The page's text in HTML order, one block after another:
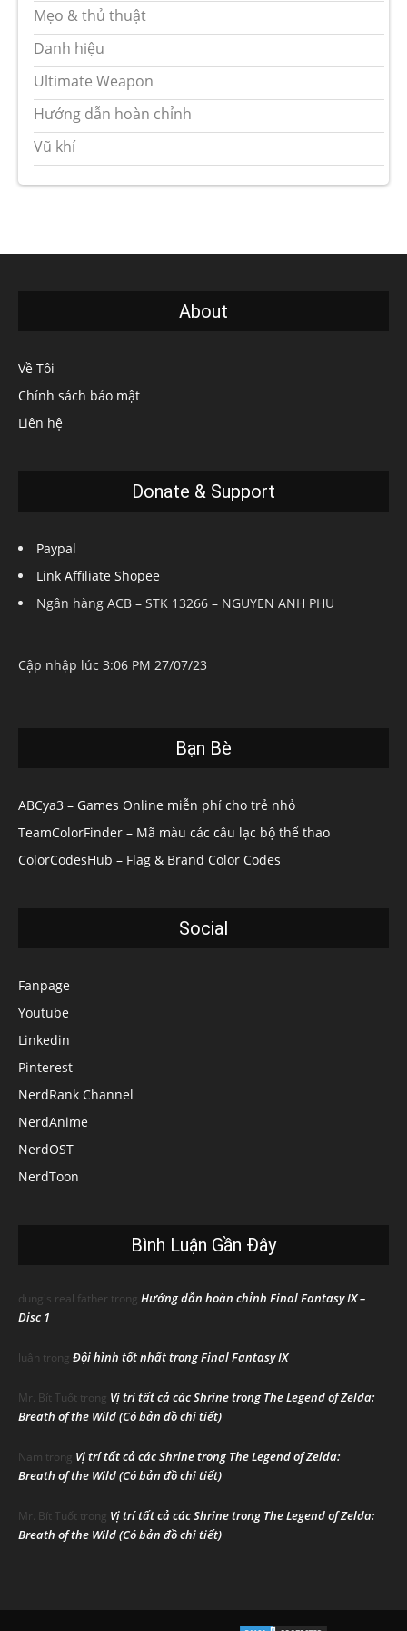
Mẹo & thủ thuật
Danh hiệu
Ultimate Weapon
Hướng dẫn hoàn chỉnh
Vũ khí
About
Về Tôi
Chính sách bảo mật
Liên hệ
Donate & Support
Paypal
Link Affiliate Shopee
Ngân hàng ACB – STK 13266 – NGUYEN ANH PHU
Cập nhập lúc 3:06 PM 27/07/23
Bạn Bè
ABCya3 – Games Online miễn phí cho trẻ nhỏ
TeamColorFinder – Mã màu các câu lạc bộ thể thao
ColorCodesHub – Flag & Brand Color Codes
Social
Fanpage
Youtube
Linkedin
Pinterest
NerdRank Channel
NerdAnime
NerdOST
NerdToon
Bình Luận Gần Đây
dung's real father trong Hướng dẫn hoàn chỉnh Final Fantasy IX –
Disc 1
luân trong Đội hình tốt nhất trong Final Fantasy IX
Mr. Bít Tuốt trong Vị trí tất cả các Shrine trong The Legend of Zelda:
Breath of the Wild (Có bản đồ chi tiết)
Nam trong Vị trí tất cả các Shrine trong The Legend of Zelda:
Breath of the Wild (Có bản đồ chi tiết)
Mr. Bít Tuốt trong Vị trí tất cả các Shrine trong The Legend of Zelda:
Breath of the Wild (Có bản đồ chi tiết)